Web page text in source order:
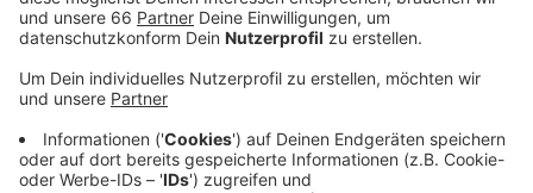
Anzeige
Bei den Kliniken werden die Sana Klinik in Benrath und
Bei der Stadtverwaltung sind alle Bereiche betroffen.
Also zum Beispiel die städtischen Kitas. Ver.di